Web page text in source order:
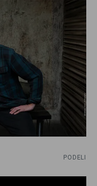
PODELI